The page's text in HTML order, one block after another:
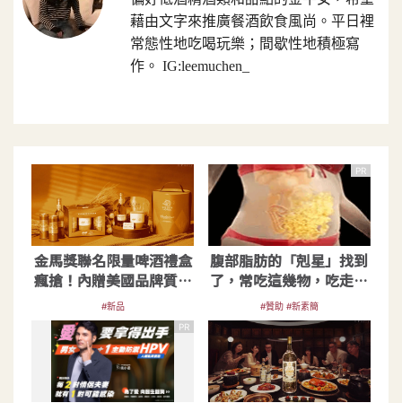
藉由文字來推廣餐酒飲食風尚。平日裡
常態性地吃喝玩樂；間歇性地積極寫
作。 IG:leemuchen_
金馬獎聯名限量啤酒禮盒
瘋搶！內贈美國品牌質感
保溫杯
#新品
PR
腹部脂肪的「剋星」找到
了，常吃這幾物，吃走大
肚囊，瘦出小蠻腰
#贊助 #新素簡
PR